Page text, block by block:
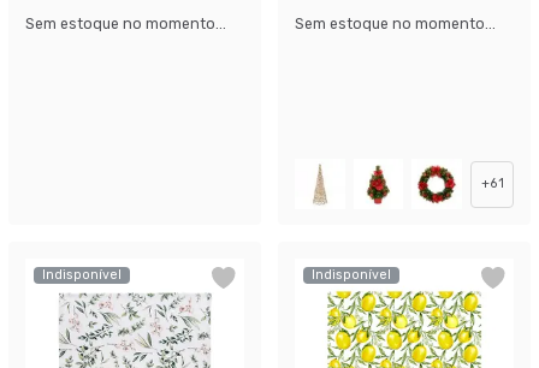
Sem estoque no momento...
Sem estoque no momento...
+61
Indisponível Indisponível